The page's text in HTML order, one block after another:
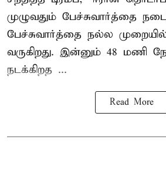
முழுவதும் பேச்சுவார்த்தை
பேச்சுவார்த்தை நல்ல
வருகிறது. இன்னும் 48 மணி
நடக்கிறத ...
Read More